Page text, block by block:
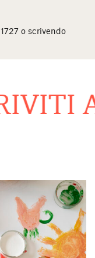
o scrivendo